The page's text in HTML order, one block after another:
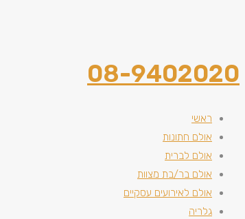
08-9402020
ראשי
אולם חתונות
אולם לברית
אולם בר/בת מצוות
אולם לאירועים עסקיים
גלריה